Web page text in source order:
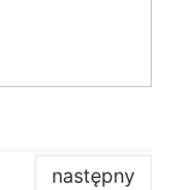
następny